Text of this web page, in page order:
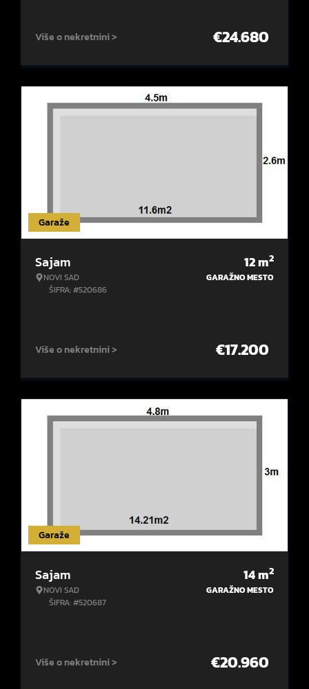
Više o nekretnini > €24.680
Garaže
Sajam
NOVI SAD
ŠIFRA: #520686
12m2
GARAŽNO MESTO
Više o nekretnini > €17.200
Garaže
Sajam
NOVI SAD
ŠIFRA: #520687
14m2
GARAŽNO MESTO
Više o nekretnini > €20.960